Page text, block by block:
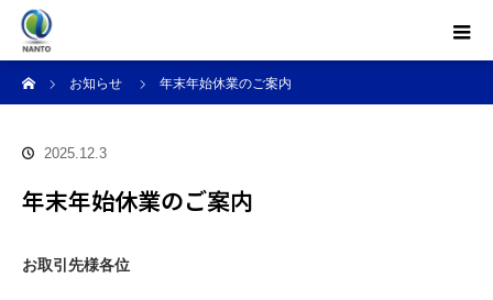
お知らせ
年末年始休業のご案内
2025.12.3
年末年始休業のご案内
お取引先様各位